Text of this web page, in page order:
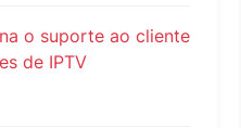
o suporte ao cliente
de IPTV